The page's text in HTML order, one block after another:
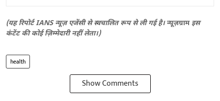
(यह रिपोर्ट IANS न्यूज़ एजेंसी से स्वचालित रूप से ली गई है।न्यूज़ग्राम इस
कंटेंट की कोई ज़िम्मेदारी नहीं लेता।)
health
Show Comments